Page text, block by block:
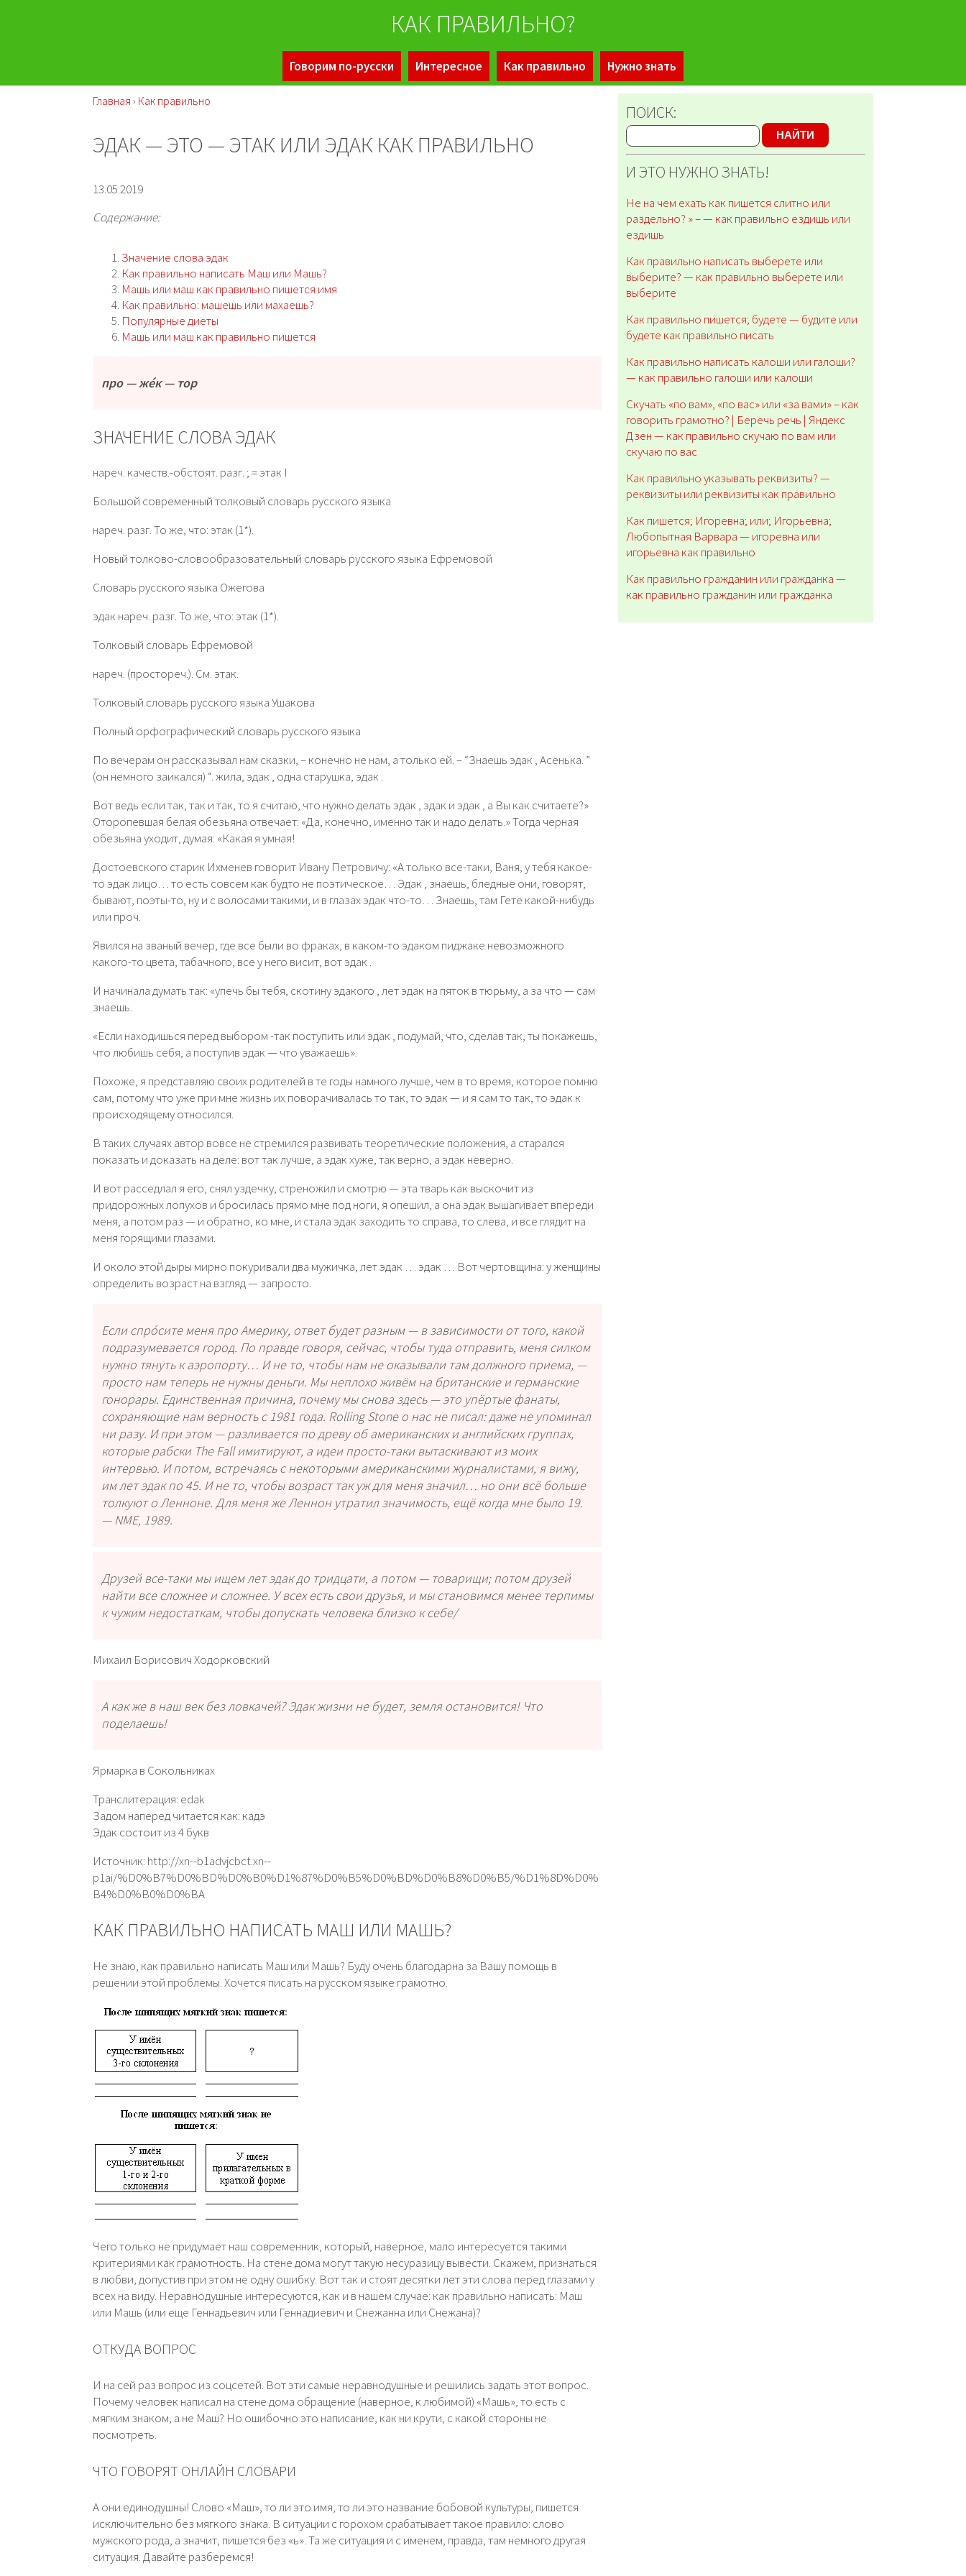
КАК ПРАВИЛЬНО?
Говорим по-русски Интересное Как правильно Нужно знать
Главная › Как правильно
ЭДАК — ЭТО — ЭТАК ИЛИ ЭДАК КАК ПРАВИЛЬНО
13.05.2019
Содержание:
Значение слова эдак
Как правильно написать Маш или Машь?
Машь или маш как правильно пишется имя
Как правильно: машешь или махаешь?
Популярные диеты
Машь или маш как правильно пишется
про — же́к — тор
ЗНАЧЕНИЕ СЛОВА ЭДАК
нареч. качеств.-обстоят. разг. ; = этак I
Большой современный толковый словарь русского языка
нареч. разг. То же, что: этак (1*).
Новый толково-словообразовательный словарь русского языка Ефремовой
Словарь русского языка Ожегова
эдак нареч. разг. То же, что: этак (1*).
Толковый словарь Ефремовой
нареч. (простореч.). См. этак.
Толковый словарь русского языка Ушакова
Полный орфографический словарь русского языка
По вечерам он рассказывал нам сказки, – конечно не нам, а только ей. – “Знаешь эдак , Асенька. ”
(он немного заикался) “. жила, эдак , одна старушка, эдак .
Вот ведь если так, так и так, то я считаю, что нужно делать эдак , эдак и эдак , а Вы как считаете?»
Оторопевшая белая обезьяна отвечает: «Да, конечно, именно так и надо делать.» Тогда черная
обезьяна уходит, думая: «Какая я умная!
Достоевского старик Ихменев говорит Ивану Петровичу: «А только все-таки, Ваня, у тебя какое-
то эдак лицо… то есть совсем как будто не поэтическое… Эдак , знаешь, бледные они, говорят,
бывают, поэты-то, ну и с волосами такими, и в глазах эдак что-то… Знаешь, там Гете какой-нибудь
или проч.
Явился на званый вечер, где все были во фраках, в каком-то эдаком пиджаке невозможного
какого-то цвета, табачного, все у него висит, вот эдак .
И начинала думать так: «упечь бы тебя, скотину эдакого , лет эдак на пяток в тюрьму, а за что — сам
знаешь.
«Если находишься перед выбором -так поступить или эдак , подумай, что, сделав так, ты покажешь,
что любишь себя, а поступив эдак — что уважаешь».
Похоже, я представляю своих родителей в те годы намного лучше, чем в то время, которое помню
сам, потому что уже при мне жизнь их поворачивалась то так, то эдак — и я сам то так, то эдак к
происходящему относился.
В таких случаях автор вовсе не стремился развивать теоретические положения, а старался
показать и доказать на деле: вот так лучше, а эдак хуже, так верно, а эдак неверно.
И вот расседлал я его, снял уздечку, стреножил и смотрю — эта тварь как выскочит из
придорожных лопухов и бросилась прямо мне под ноги, я опешил, а она эдак вышагивает впереди
меня, а потом раз — и обратно, ко мне, и стала эдак заходить то справа, то слева, и все глядит на
меня горящими глазами.
И около этой дыры мирно покуривали два мужичка, лет эдак … эдак … Вот чертовщина: у женщины
определить возраст на взгляд — запросто.
Если спро́сите меня про Америку, ответ будет разным — в зависимости от того, какой
подразумевается город. По правде говоря, сейчас, чтобы туда отправить, меня силком
нужно тянуть к аэропорту… И не то, чтобы нам не оказывали там должного приема, —
просто нам теперь не нужны деньги. Мы неплохо живём на британские и германские
гонорары. Единственная причина, почему мы снова здесь — это упёртые фанаты,
сохраняющие нам верность с 1981 года. Rolling Stone о нас не писал: даже не упоминал
ни разу. И при этом — разливается по древу об американских и английских группах,
которые рабски The Fall имитируют, а идеи просто-таки вытаскивают из моих
интервью. И потом, встречаясь с некоторыми американскими журналистами, я вижу,
им лет эдак по 45. И не то, чтобы возраст так уж для меня значил… но они всё больше
толкуют о Ленноне. Для меня же Леннон утратил значимость, ещё когда мне было 19.
— NME, 1989.
Друзей все-таки мы ищем лет эдак до тридцати, а потом — товарищи; потом друзей
найти все сложнее и сложнее. У всех есть свои друзья, и мы становимся менее терпимы
к чужим недостаткам, чтобы допускать человека близко к себе/
Михаил Борисович Ходорковский
А как же в наш век без ловкачей? Эдак жизни не будет, земля остановится! Что
поделаешь!
Ярмарка в Сокольниках
Транслитерация: edak
Задом наперед читается как: кадэ
Эдак состоит из 4 букв
Источник: http://xn--b1advjcbct.xn--
p1ai/%D0%B7%D0%BD%D0%B0%D1%87%D0%B5%D0%BD%D0%B8%D0%B5/%D1%8D%D0%
B4%D0%B0%D0%BA
КАК ПРАВИЛЬНО НАПИСАТЬ МАШ ИЛИ МАШЬ?
Не знаю, как правильно написать Маш или Машь? Буду очень благодарна за Вашу помощь в
решении этой проблемы. Хочется писать на русском языке грамотно.
Чего только не придумает наш современник, который, наверное, мало интересуется такими
критериями как грамотность. На стене дома могут такую несуразицу вывести. Скажем, признаться
в любви, допустив при этом не одну ошибку. Вот так и стоят десятки лет эти слова перед глазами у
всех на виду. Неравнодушные интересуются, как и в нашем случае: как правильно написать: Маш
или Машь (или еще Геннадьевич или Геннадиевич и Снежанна или Снежана)?
ОТКУДА ВОПРОС
И на сей раз вопрос из соцсетей. Вот эти самые неравнодушные и решились задать этот вопрос.
Почему человек написал на стене дома обращение (наверное, к любимой) «Машь», то есть с
мягким знаком, а не Маш? Но ошибочно это написание, как ни крути, с какой стороны не
посмотреть.
ЧТО ГОВОРЯТ ОНЛАЙН СЛОВАРИ
А они единодушны! Слово «Маш», то ли это имя, то ли это название бобовой культуры, пишется
исключительно без мягкого знака. В ситуации с горохом срабатывает такое правило: слово
мужского рода, а значит, пишется без «ь». Та же ситуация и с именем, правда, там немного другая
ситуация. Давайте разберемся!
ПОИСК:
НАЙТИ
И ЭТО НУЖНО ЗНАТЬ!
Не на чем ехать как пишется слитно или
раздельно? » – — как правильно ездишь или
ездишь
Как правильно написать выберете или
выберите? — как правильно выберете или
выберите
Как правильно пишется; будете — будите или
будете как правильно писать
Как правильно написать калоши или галоши?
— как правильно галоши или калоши
Скучать «по вам», «по вас» или «за вами» – как
говорить грамотно? | Беречь речь | Яндекс
Дзен — как правильно скучаю по вам или
скучаю по вас
Как правильно указывать реквизиты? —
реквизиты или реквизиты как правильно
Как пишется; Игоревна; или; Игорьевна;
Любопытная Варвара — игоревна или
игорьевна как правильно
Как правильно гражданин или гражданка —
как правильно гражданин или гражданка